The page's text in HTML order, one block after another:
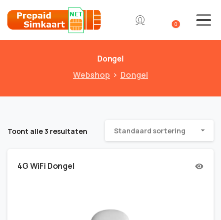
0
Dongel
Webshop
Dongel
Toont alle 3 resultaten Standaard sortering
4G WiFi Dongel